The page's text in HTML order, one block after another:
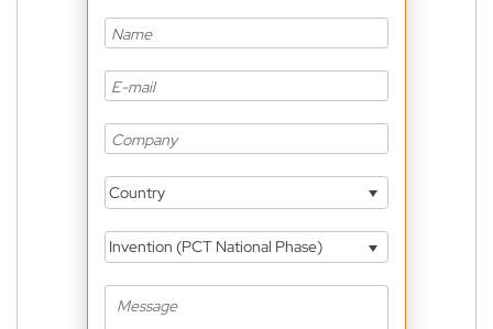
Country
Invention (PCT National Phase)